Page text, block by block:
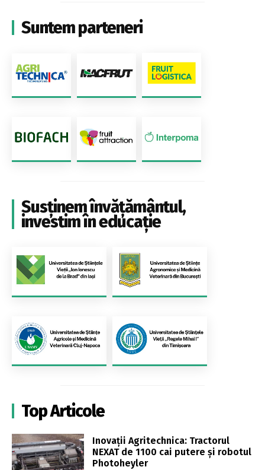
Suntem parteneri
Susținem învățământul,
investim în educație
Top Articole
Inovații Agritechnica: Tractorul
NEXAT de 1100 cai putere și robotul
Photoheyler